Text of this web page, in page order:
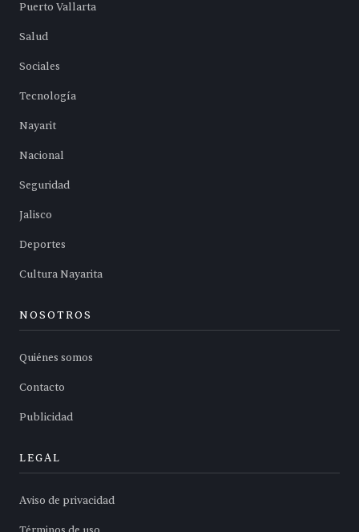
Puerto Vallarta
Salud
Sociales
Tecnología
Nayarit
Nacional
Seguridad
Jalisco
Deportes
Cultura Nayarita
NOSOTROS
Quiénes somos
Contacto
Publicidad
LEGAL
Aviso de privacidad